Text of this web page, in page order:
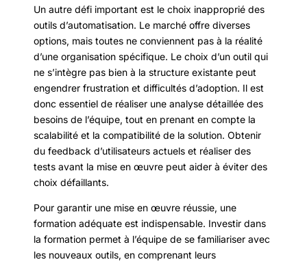
Un autre défi important est le choix inapproprié des
outils d’automatisation. Le marché offre diverses
options, mais toutes ne conviennent pas à la réalité
d’une organisation spécifique. Le choix d’un outil qui
ne s’intègre pas bien à la structure existante peut
engendrer frustration et difficultés d’adoption. Il est
donc essentiel de réaliser une analyse détaillée des
besoins de l’équipe, tout en prenant en compte la
scalabilité et la compatibilité de la solution. Obtenir
du feedback d’utilisateurs actuels et réaliser des
tests avant la mise en œuvre peut aider à éviter des
choix défaillants.
Pour garantir une mise en œuvre réussie, une
formation adéquate est indispensable. Investir dans
la formation permet à l’équipe de se familiariser avec
les nouveaux outils, en comprenant leurs